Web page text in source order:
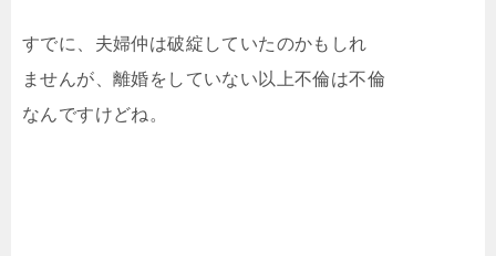
すでに、夫婦仲は破綻していたのかもしれ
ませんが、離婚をしていない以上不倫は不倫
なんですけどね。